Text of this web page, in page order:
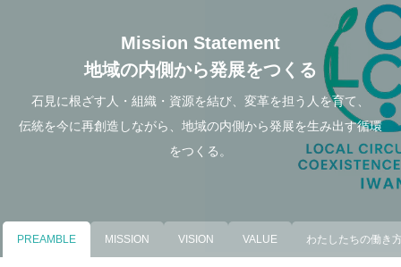
Mission Statement
地域の内側から発展をつくる
石見に根ざす人・組織・資源を結び、変革を担う人を育て、
伝統を今に再創造しながら、地域の内側から発展を生み出す循環
をつくる。
PREAMBLE MISSION VISION VALUE わたしたちの働き